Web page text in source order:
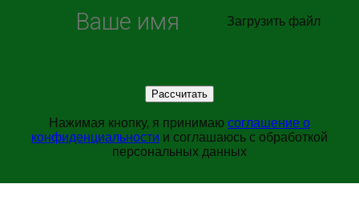
Загрузить файл
Нажимая кнопку, я принимаю соглашение о
конфиденциальности и соглашаюсь с обработкой
персональных данных